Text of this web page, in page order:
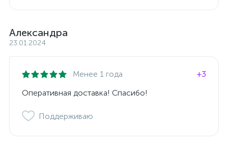
Александра
23.01.2024
Менее 1 года
+3
Оперативная доставка! Спасибо!
Поддерживаю